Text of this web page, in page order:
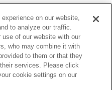
ベンションビューロー
Bureau（OCVB）
on our website,
to analyze our traffic.
of our website with our
who may combine it with
to them or that they
services. Please click
cookie settings on our